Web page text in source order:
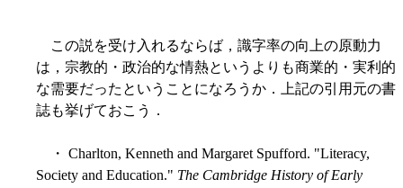
この説を受け入れるならば，識字率の向上の原動力
は，宗教的・政治的な情熱というよりも商業的・実利的
な需要だったということになろうか．上記の引用元の書
誌も挙げておこう．
・ Charlton, Kenneth and Margaret Spufford. "Literacy,
Society and Education." The Cambridge History of Early